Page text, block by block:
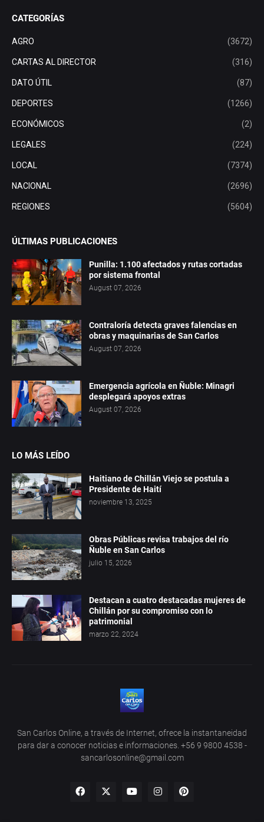
CATEGORÍAS
AGRO (3672)
CARTAS AL DIRECTOR (316)
DATO ÚTIL (87)
DEPORTES (1266)
ECONÓMICOS (2)
LEGALES (224)
LOCAL (7374)
NACIONAL (2696)
REGIONES (5604)
ÚLTIMAS PUBLICACIONES
Punilla: 1.100 afectados y rutas cortadas
por sistema frontal
August 07, 2026
Contraloría detecta graves falencias en
obras y maquinarias de San Carlos
August 07, 2026
Emergencia agrícola en Ñuble: Minagri
desplegará apoyos extras
August 07, 2026
LO MÁS LEÍDO
Haitiano de Chillán Viejo se postula a
Presidente de Haití
noviembre 13, 2025
Obras Públicas revisa trabajos del río
Ñuble en San Carlos
julio 15, 2026
Destacan a cuatro destacadas mujeres de
Chillán por su compromiso con lo
patrimonial
marzo 22, 2024
San Carlos Online, a través de Internet, ofrece la instantaneidad
para dar a conocer noticias e informaciones. +56 9 9800 4538 -
sancarlosonline@gmail.com